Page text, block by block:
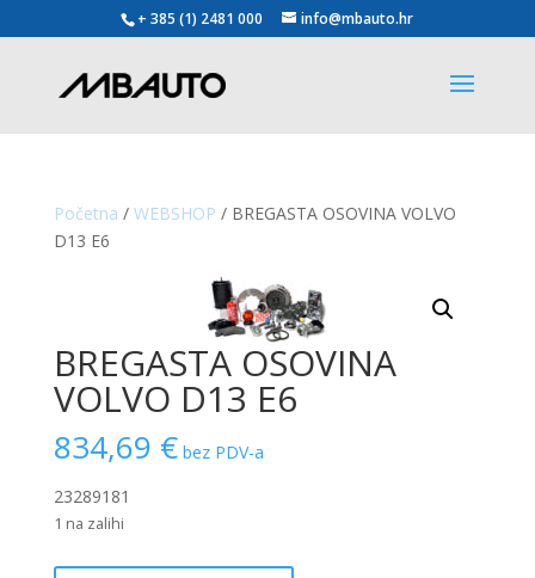
+ 385 (1) 2481 000 info@mbauto.hr
Početna / WEBSHOP / BREGASTA OSOVINA VOLVO
D13 E6
BREGASTA OSOVINA
VOLVO D13 E6
834,69 € bez PDV-a
23289181
1 na zalihi